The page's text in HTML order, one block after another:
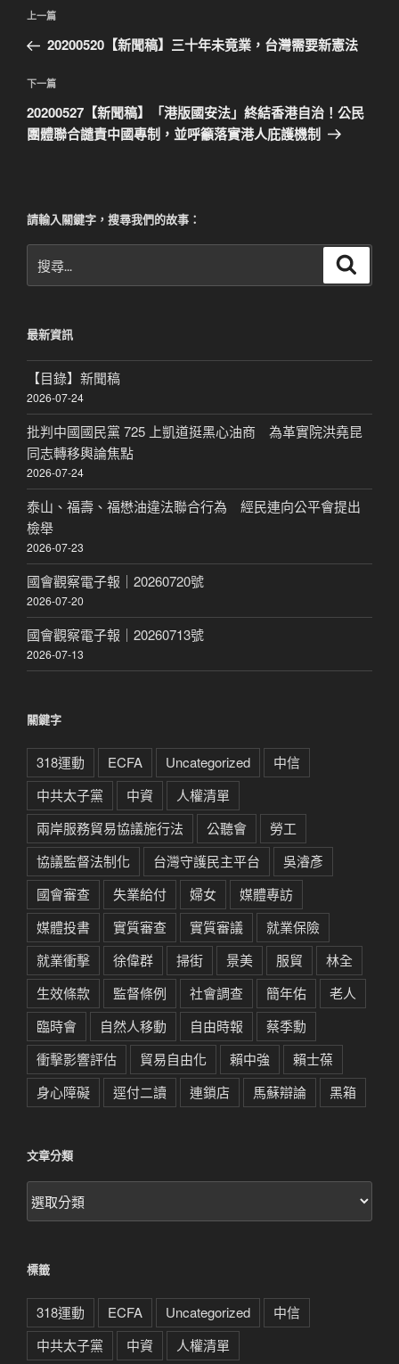
文
導
覽
上
一
文
章
上一篇
20200520【新聞稿】三十年未竟業，台灣需要新憲法
下
一
篇
下一篇
20200527【新聞稿】「港版國安法」終結香港自治！公民
團體聯合譴責中國專制，並呼籲落實港人庇護機制
請輸入關鍵字，搜尋我們的故事：
尋
字:
最新資訊
【目錄】新聞稿
2026-07-24
批判中國國民黨 725 上凱道挺黑心油商 為革實院洪堯昆
同志轉移輿論焦點
2026-07-24
泰山、福壽、福懋油違法聯合行為 經民連向公平會提出
檢舉
2026-07-23
國會觀察電子報｜20260720號
2026-07-20
國會觀察電子報｜20260713號
2026-07-13
關鍵字
318運動 ECFA Uncategorized
中信
中共太子黨
中資
人權清單
兩岸服務貿易協議施行法
公聽會
勞工
協議監督法制化
台灣守護民主平台
吳濬彥
國會審查
失業給付 婦女
媒體專訪
媒體投書
實質審查 實質審議
就業保險
就業衝擊
徐偉群 掃街 景美 服貿
林全
生效條款
監督條例 社會調查 簡年佑
老人
臨時會
自然人移動 自由時報
蔡季勳
衝擊影響評估
貿易自由化 賴中強
賴士葆
身心障礙
逕付二讀 連鎖店 馬蘇辯論 黑箱
文章分類
文
章
標籤
318運動 ECFA Uncategorized
中信
中共太子黨
中資
人權清單